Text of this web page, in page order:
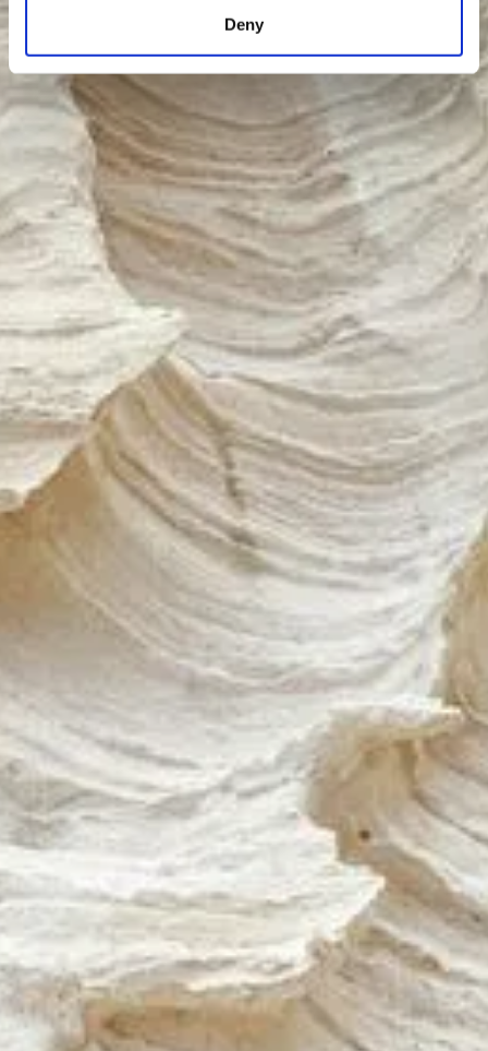
Find out more about how your personal data is processed
We use cookies to personalise content and ads, to
provide social media features and to analyse our traffic.
We also share information about your use of our site with
our social media, advertising and analytics partners who
may combine it with other information that you’ve
provided to them or that they’ve collected from your use
of their services.
Deny